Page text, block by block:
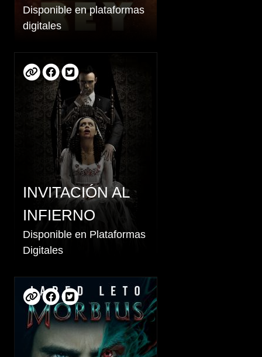
Disponible en plataformas
digitales
INVITACIÓN AL
INFIERNO
Disponible en Plataformas
Digitales